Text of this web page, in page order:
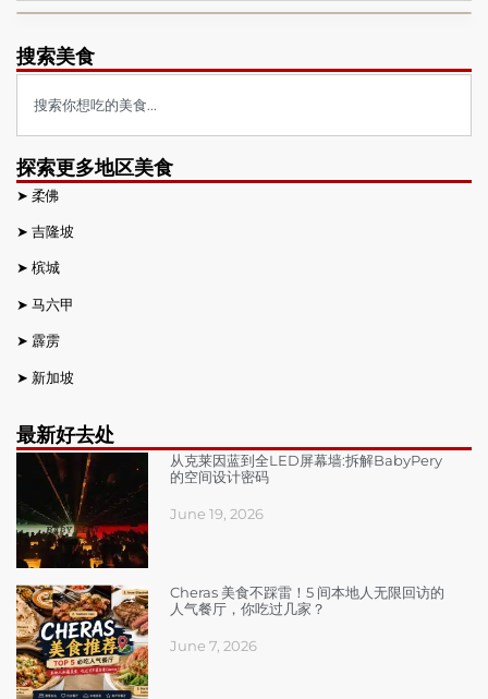
搜索美食
探索更多地区美食
➤ 柔佛
➤ 吉隆坡
➤ 槟城
➤ 马六甲
➤ 霹雳
➤ 新加坡
最新好去处
从克莱因蓝到全LED屏幕墙:拆解BabyPery
的空间设计密码
June 19, 2026
Cheras 美食不踩雷！5 间本地人无限回访的
人气餐厅，你吃过几家？
June 7, 2026